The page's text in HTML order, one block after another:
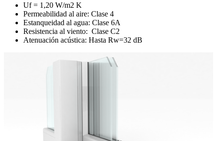
Uf = 1,20 W/m2 K
Permeabilidad al aire: Clase 4
Estanqueidad al agua: Clase 6A
Resistencia al viento: Clase C2
Atenuación acústica: Hasta Rw=32 dB